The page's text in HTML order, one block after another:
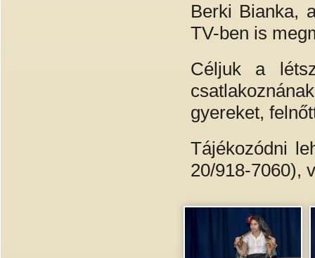
Berki Bianka,
TV-ben is
Céljuk a
gyereket,
Tájékozódni
20/918-7060),